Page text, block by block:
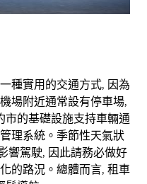
種實用的交通方式, 因為
場附近通常設有停車場,
市的基礎設施支持車輛通
理系統。季節性天氣狀
響駕駛, 因此請務必做好
的路況。總體而言, 租車